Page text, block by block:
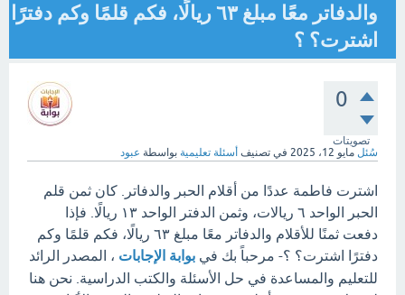
والدفاتر معًا مبلغ ٦٣ ريالًا، فكم قلمًا وكم دفترًا
اشترت؟ ؟
0
تصويتات
سُئل مايو 12، 2025 في تصنيف أسئلة تعليمية بواسطة عبود
اشترت فاطمة عددًا من أقلام الحبر والدفاتر. كان ثمن قلم
الحبر الواحد ٦ ريالات، وثمن الدفتر الواحد ١٣ ريالًا. فإذا
دفعت ثمنًا للأقلام والدفاتر معًا مبلغ ٦٣ ريالًا، فكم قلمًا وكم
دفترًا اشترت؟ ؟- مرحباً بك في بوابة الإجابات ، المصدر الرائد
للتعليم والمساعدة في حل الأسئلة والكتب الدراسية. نحن هنا